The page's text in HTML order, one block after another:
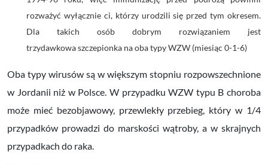
rozważyć wyłącznie ci, którzy urodzili się przed tym okresem.
Dla takich osób dobrym rozwiązaniem jest
trzydawkowa szczepionka na oba typy WZW (miesiąc 0-1-6)
Oba typy wirusów są w większym stopniu rozpowszechnione
w Jordanii niż w Polsce. W przypadku WZW typu B choroba
może mieć bezobjawowy, przewlekły przebieg, który w 1/4
przypadków prowadzi do marskości wątroby, a w skrajnych
przypadkach do raka.